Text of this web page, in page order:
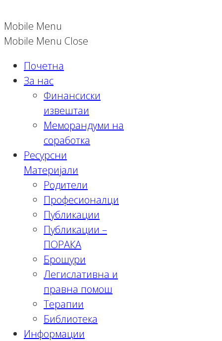
Mobile Menu
Mobile Menu Close
Почетна
За нас
Финансиски
извештаи
Меморандуми на
соработка
Ресурсни
Материјали
Родители
Професионалци
Публикации
Публикации –
ПОРАКА
Брошури
Легислативна и
правна помош
Терапии
Библиотека
Информации